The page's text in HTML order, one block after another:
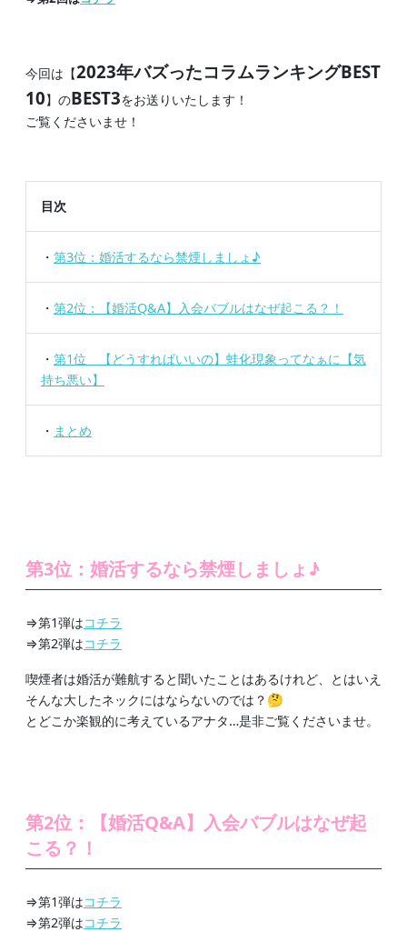
今回は【2023年バズったコラムランキングBEST
10】のBEST3をお送りいたします！
ご覧くださいませ！
目次
・ 第3位：婚活するなら禁煙しましょ♪
・ 第2位：【婚活Q&A】入会バブルはなぜ起こる？！
・ 第1位 【どうすればいいの】蛙化現象ってなぁに【気
持ち悪い】
・ まとめ
第3位：婚活するなら禁煙しましょ♪
⇒第1弾はコチラ
⇒第2弾はコチラ
喫煙者は婚活が難航すると聞いたことはあるけれど、とはいえ
そんな大したネックにはならないのでは？🤔
とどこか楽観的に考えているアナタ…是非ご覧くださいませ。
第2位：【婚活Q&A】入会バブルはなぜ起
こる？！
⇒第1弾はコチラ
⇒第2弾はコチラ